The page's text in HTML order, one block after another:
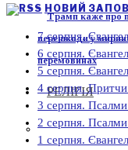
Трамп каже про
перешкоди у
перемовинах
РЕЛІГІЯ
НОВИЙ
7 серпня.
6 серпня.
5 серпня.
4 серпня.
3 серпня.
2 серпня.
1 серпня.